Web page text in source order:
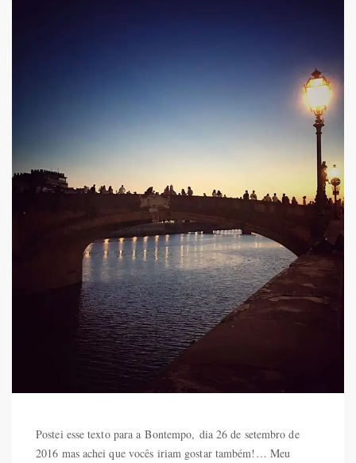
Postei esse texto para a Bontempo, dia 26 de setembro de
2016 mas achei que vocês iriam gostar também!… Meu